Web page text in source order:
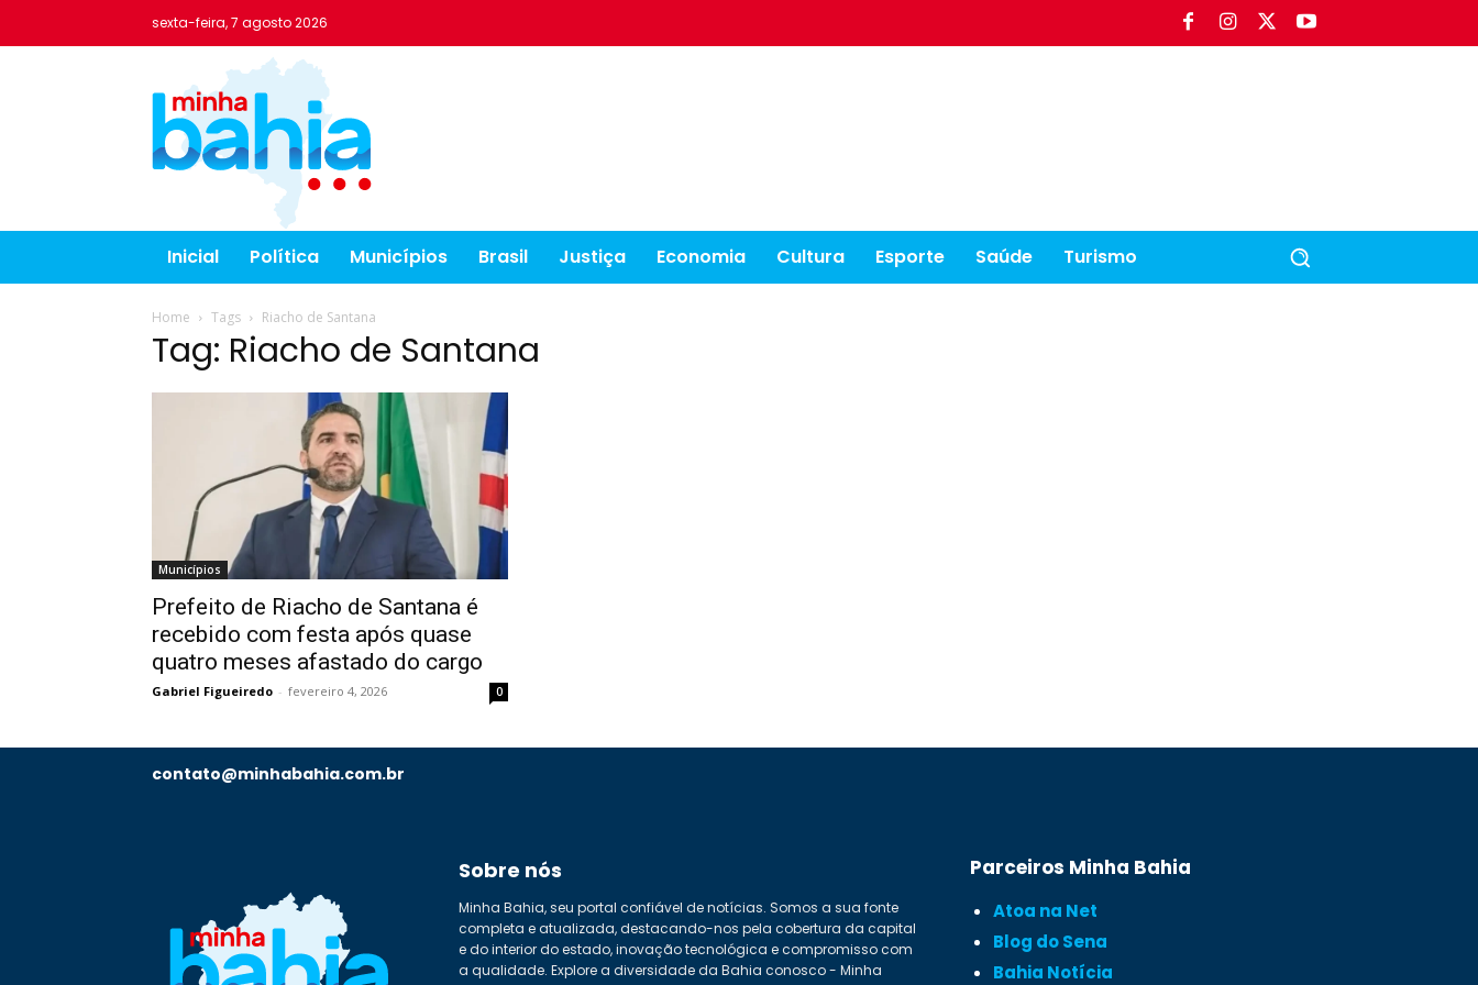
sexta-feira, 7 agosto 2026
Inicial Política Municípios Brasil Justiça Economia Cultura Esporte Saúde Turismo
Home Tags Riacho de Santana
Tag: Riacho de Santana
Municípios
Prefeito de Riacho de Santana é
recebido com festa após quase
quatro meses afastado do cargo
Gabriel Figueiredo - fevereiro 4, 2026 0
contato@minhabahia.com.br
Sobre nós
Minha Bahia, seu portal confiável de notícias. Somos a sua fonte
completa e atualizada, destacando-nos pela cobertura da capital
e do interior do estado, inovação tecnológica e compromisso com
a qualidade. Explore a diversidade da Bahia conosco - Minha
Parceiros Minha Bahia
Atoa na Net
Blog do Sena
Bahia Notícia